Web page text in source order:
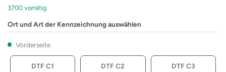
3700 vorrätig
Ort und Art der Kennzeichnung auswählen
Vorderseite
DTF C1 DTF C2 DTF C3